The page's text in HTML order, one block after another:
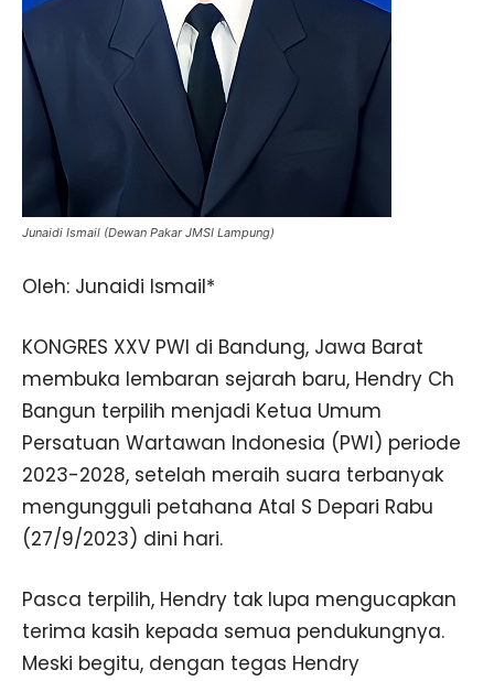
Junaidi Ismail (Dewan Pakar JMSI Lampung)
Oleh: Junaidi Ismail*
KONGRES XXV PWI di Bandung, Jawa Barat
membuka lembaran sejarah baru, Hendry Ch
Bangun terpilih menjadi Ketua Umum
Persatuan Wartawan Indonesia (PWI) periode
2023-2028, setelah meraih suara terbanyak
mengungguli petahana Atal S Depari Rabu
(27/9/2023) dini hari.
Pasca terpilih, Hendry tak lupa mengucapkan
terima kasih kepada semua pendukungnya.
Meski begitu, dengan tegas Hendry